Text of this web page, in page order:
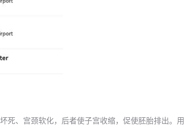
死、宫颈软化，后者使子宫收缩，促使胚胎排出。用